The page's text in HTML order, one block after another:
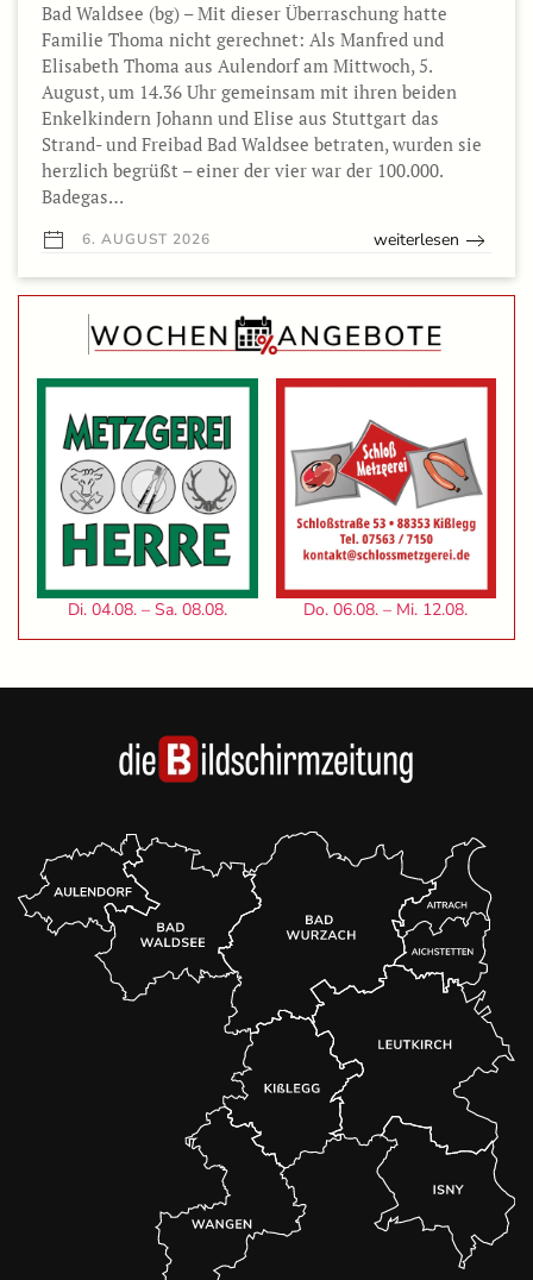
Bad Waldsee (bg) – Mit dieser Überraschung hatte
Familie Thoma nicht gerechnet: Als Manfred und
Elisabeth Thoma aus Aulendorf am Mittwoch, 5.
August, um 14.36 Uhr gemeinsam mit ihren beiden
Enkelkindern Johann und Elise aus Stuttgart das
Strand- und Freibad Bad Waldsee betraten, wurden sie
herzlich begrüßt – einer der vier war der 100.000.
Badegas…
6. AUGUST 2026 weiterlesen
Di. 04.08. – Sa. 08.08. Do. 06.08. – Mi. 12.08.